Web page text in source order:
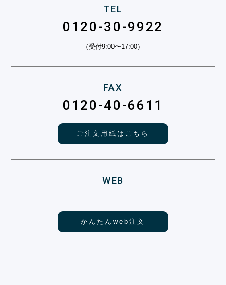
TEL
0120-30-9922
（受付9:00〜17:00）
FAX
0120-40-6611
ご注文用紙はこちら
WEB
かんたんweb注文